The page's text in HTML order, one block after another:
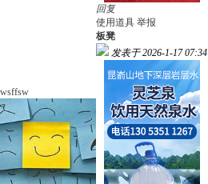
回复
使用道具 举报
wsffsw
板凳
发表于 2026-1-17 07:34